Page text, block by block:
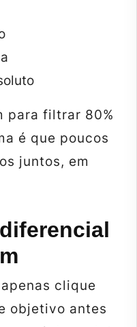
para filtrar 80%
é que poucos
juntos, em
clique
objetivo antes